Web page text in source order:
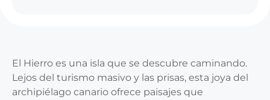
El Hierro es una isla que se descubre caminando.
Lejos del turismo masivo y las prisas, esta joya del
archipiélago canario ofrece paisajes que